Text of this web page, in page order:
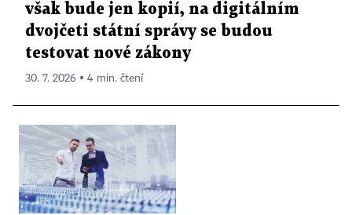
však bude jen kopií, na digitálním
dvojčeti státní správy se budou
testovat nové zákony
30. 7. 2026 ▪ 4 min. čtení